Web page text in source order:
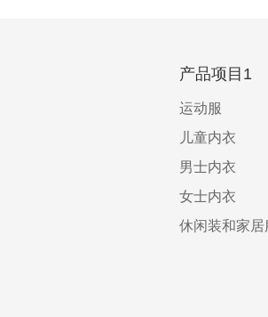
产品项目1
运动服
儿童内衣
男士内衣
女士内衣
休闲装和家居